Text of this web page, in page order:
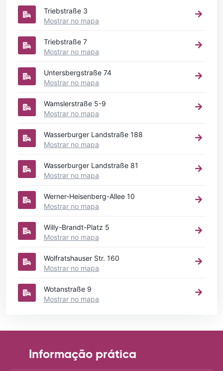
Triebstraße 3
Mostrar no mapa
Triebstraße 7
Mostrar no mapa
Untersbergstraße 74
Mostrar no mapa
Wamslerstraße 5-9
Mostrar no mapa
Wasserburger Landstraße 188
Mostrar no mapa
Wasserburger Landstraße 81
Mostrar no mapa
Werner-Heisenberg-Allee 10
Mostrar no mapa
Willy-Brandt-Platz 5
Mostrar no mapa
Wolfratshauser Str. 160
Mostrar no mapa
Wotanstraße 9
Mostrar no mapa
Informação prática